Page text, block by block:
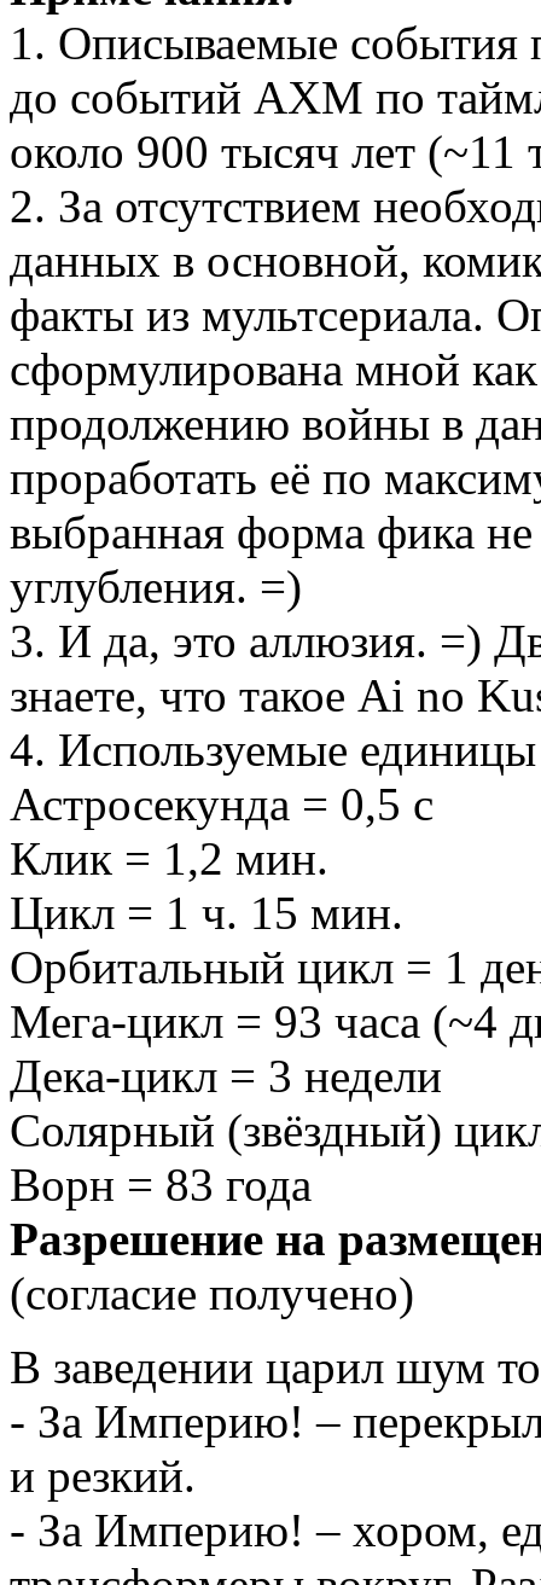
1. Описываемые события
до событий АХМ по
около 900 тысяч лет (~11
2. За отсутствием
данных в основной,
факты из мультсериала.
сформулирована мной
продолжению войны в
проработать её по
выбранная форма фика не
углубления. =)
3. И да, это аллюзия. =)
знаете, что такое Ai no
4. Используемые
Астросекунда = 0,5 с
Клик = 1,2 мин.
Цикл = 1 ч. 15 мин.
Орбитальный цикл = 1
Мега-цикл = 93 часа (~4
Дека-цикл = 3 недели
Солярный (звёздный)
Ворн = 83 года
Разрешение на
(согласие получено)
В заведении царил шум
- За Империю! –
и резкий.
- За Империю! – хором,